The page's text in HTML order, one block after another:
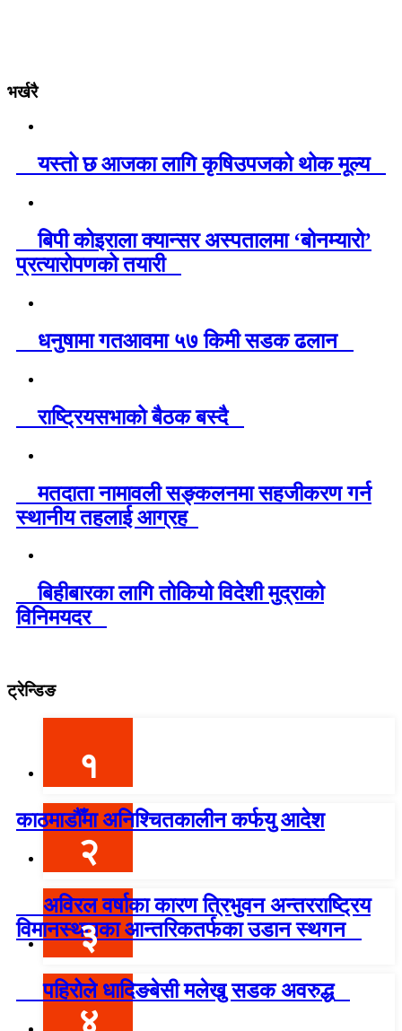
भर्खरै
यस्तो छ आजका लागि कृषिउपजको थोक मूल्य
बिपी कोइराला क्यान्सर अस्पतालमा ‘बोनम्यारो’
प्रत्यारोपणको तयारी
धनुषामा गतआवमा ५७ किमी सडक ढलान
राष्ट्रियसभाको बैठक बस्दै
मतदाता नामावली सङ्कलनमा सहजीकरण गर्न
स्थानीय तहलाई आग्रह
बिहीबारका लागि तोकियो विदेशी मुद्राको
विनिमयदर
ट्रेन्डिङ
१
काठमाडौँमा अनिश्चितकालीन कर्फयु आदेश
२
अविरल वर्षाका कारण त्रिभुवन अन्तरराष्ट्रिय
विमानस्थलका आन्तरिकतर्फका उडान स्थगन
३
पहिरोले धादिङबेसी मलेखु सडक अवरुद्ध
४